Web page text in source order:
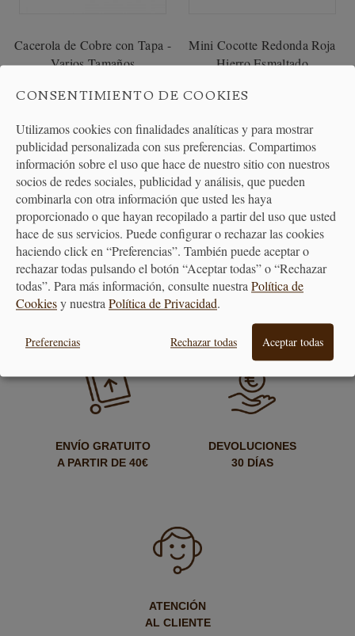
Cacerola de Cobre con Tapa -
Varios Tamaños
Mini Cocotte Redonda Roja
Hierro Esmaltado
PAGO
SEGURO
ENTREGA
ENVÍO GRATUITO
A PARTIR DE 40€
DEVOLUCIONES
30 DÍAS
ATENCIÓN
AL CLIENTE
CONSENTIMIENTO DE COOKIES
Utilizamos cookies con finalidades analíticas y para mostrar
publicidad personalizada con sus preferencias. Compartimos
información sobre el uso que hace de nuestro sitio con nuestros
socios de redes sociales, publicidad y análisis, que pueden
combinarla con otra información que usted les haya
proporcionado o que hayan recopilado a partir del uso que usted
hace de sus servicios. Puede configurar o rechazar las cookies
haciendo click en “Preferencias”. También puede aceptar o
rechazar todas pulsando el botón “Aceptar todas” o “Rechazar
todas”. Para más información, consulte nuestraPolítica de
Cookiesy nuestraPolítica de Privacidad.
Preferencias Rechazar todas Aceptar todas